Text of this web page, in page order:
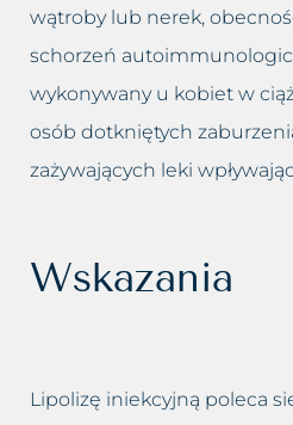
wątroby lub nerek,
schorzeń
wykonywany u kobiet w
osób dotkniętych
zażywających leki
Wskazania
Lipolizę iniekcyjną poleca